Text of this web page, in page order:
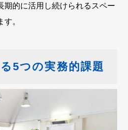
期的に活用し続けられるスペー
。
5つの実務的課題